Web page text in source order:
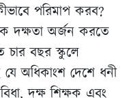
পরিমাপ করব?
দক্ষতা অর্জন করতে
চার বছর স্কুলে
অধিকাংশ দেশে ধনী
দক্ষ শিক্ষক এবং